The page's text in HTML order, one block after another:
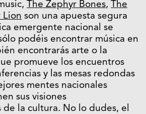
The Zephyr Bones, The
Lion son una apuesta segura
emergente nacional se
podéis encontrar música en
encontrarás arte o la
promueve los encuentros
y las mesas redondas
mentes nacionales
sus visiones
de la cultura. No lo dudes, el